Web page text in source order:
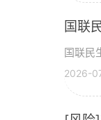
国联
国联民
2026-